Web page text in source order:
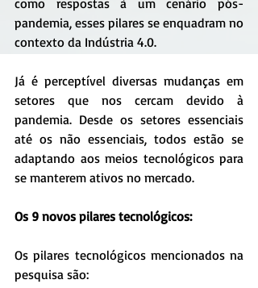
como respostas à um cenário pós-
pandemia, esses pilares se enquadram no
contexto da Indústria 4.0.
Já é perceptível diversas mudanças em
setores que nos cercam devido à
pandemia. Desde os setores essenciais
até os não essenciais, todos estão se
adaptando aos meios tecnológicos para
se manterem ativos no mercado.
Os 9 novos pilares tecnológicos:
Os pilares tecnológicos mencionados na
pesquisa são: